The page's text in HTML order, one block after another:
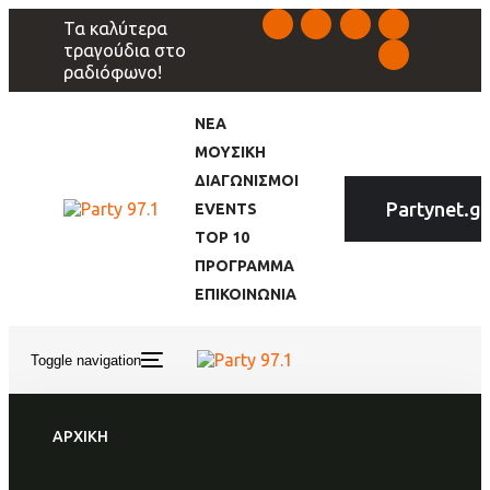
Skip
Skip
navigation
Skip
Τα καλύτερα
τραγούδια στο
ραδιόφωνο!
ΝΕΑ
ΜΟΥΣΙΚΗ
ΔΙΑΓΩΝΙΣΜΟΙ
EVENTS
TOP 10
ΠΡΟΓΡΑΜΜΑ
ΕΠΙΚΟΙΝΩΝΙΑ
Partynet.gr
Toggle navigation
ΑΡΧΙΚΗ